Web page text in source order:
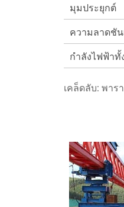
มุมประยุกต์
ความลาดชั
กำลังไฟฟ้าทั้
เคล็ดลับ: พาร